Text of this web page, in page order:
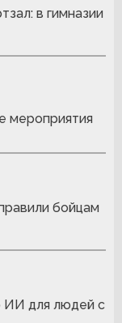
в гимназии
мероприятия
бойцам
ИИ для людей с